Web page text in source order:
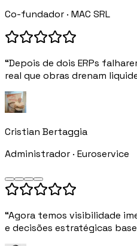
Co-fundador · MAC SRL
“Depois de dois ERPs
real que obras drenam
Cristian Bertaggia
Administrador · Euroservice
“Agora temos visibilidade
e decisões estratégicas